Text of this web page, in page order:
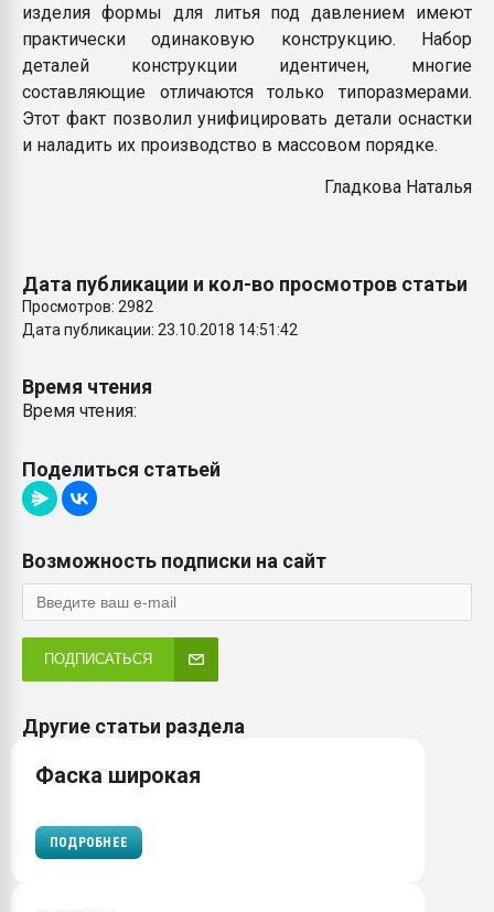
изделия формы для литья под давлением имеют
практически одинаковую конструкцию. Набор
деталей конструкции идентичен, многие
составляющие отличаются только типоразмерами.
Этот факт позволил унифицировать детали оснастки
и наладить их производство в массовом порядке.
Гладкова Наталья
Дата публикации и кол-во просмотров статьи
Просмотров: 2982
Дата публикации: 23.10.2018 14:51:42
Время чтения
Время чтения:
Поделиться статьей
Возможность подписки на сайт
ПОДПИСАТЬСЯ
Другие статьи раздела
Фаска широкая
ПОДРОБНЕЕ